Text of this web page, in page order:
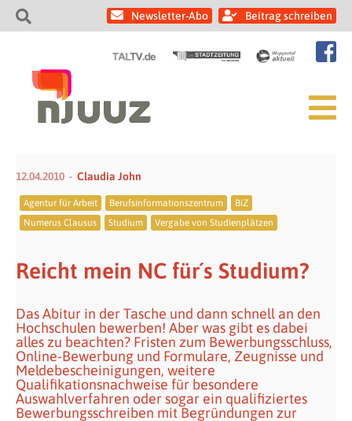
Newsletter-Abo Beitrag schreiben
12.04.2010 Claudia John
Agentur für Arbeit Berufsinformationszentrum
BiZ
Numerus Clausus
Studium Vergabe von Studienplätzen
Reicht mein NC für´s Studium?
Das Abitur in der Tasche und dann schnell an den
Hochschulen bewerben! Aber was gibt es dabei
alles zu beachten? Fristen zum Bewerbungsschluss,
Online-Bewerbung und Formulare, Zeugnisse und
Meldebescheinigungen, weitere
Qualifikationsnachweise für besondere
Auswahlverfahren oder sogar ein qualifiziertes
Bewerbungsschreiben mit Begründungen zur